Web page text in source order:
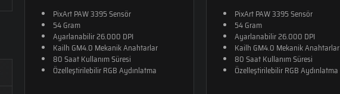
PixArt PAW 3395 Sensör
54 Gram
Ayarlanabilir 26.000 DPI
Kailh GM4.0 Mekanik Anahtarlar
80 Saat Kullanım Süresi
Özelleştirilebilir RGB Aydınlatma
PixArt PAW 3395 Sensör
54 Gram
Ayarlanabilir 26.000 DPI
Kailh GM4.0 Mekanik Anahtarlar
80 Saat Kullanım Süresi
Özelleştirilebilir RGB Aydınlatma